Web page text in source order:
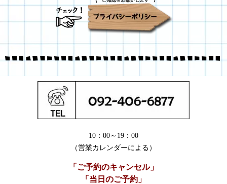
10：00～19：00
（営業カレンダーによる）
「ご予約のキャンセル」
「当日のご予約」